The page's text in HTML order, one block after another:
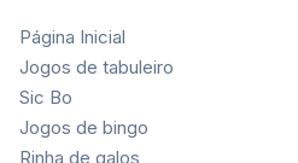
Página Inicial
Jogos de tabuleiro
Sic Bo
Jogos de bingo
Rinha de galos